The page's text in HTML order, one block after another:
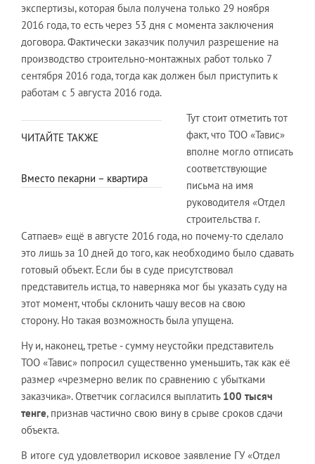
экспертизы, которая была получена только 29 ноября
2016 года, то есть через 53 дня с момента заключения
договора. Фактически заказчик получил разрешение на
производство строительно-монтажных работ только 7
сентября 2016 года, тогда как должен был приступить к
работам с 5 августа 2016 года.
ЧИТАЙТЕ ТАКЖЕ
Вместо пекарни – квартира
Тут стоит отметить тот
факт, что ТОО «Тавис»
вполне могло отписать
соответствующие
письма на имя
руководителя «Отдел
строительства г.
Сатпаев» ещё в августе 2016 года, но почему-то сделало
это лишь за 10 дней до того, как необходимо было сдавать
готовый объект. Если бы в суде присутствовал
представитель истца, то наверняка мог бы указать суду на
этот момент, чтобы склонить чашу весов на свою
сторону. Но такая возможность была упущена.
Ну и, наконец, третье - сумму неустойки представитель
ТОО «Тавис» попросил существенно уменьшить, так как её
размер «чрезмерно велик по сравнению с убытками
заказчика». Ответчик согласился выплатить 100 тысяч
тенге, признав частично свою вину в срыве сроков сдачи
объекта.
В итоге суд удовлетворил исковое заявление ГУ «Отдел